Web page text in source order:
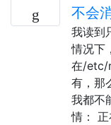
不会
我读到
情况下
在/etc/
有，那
我都不
情：